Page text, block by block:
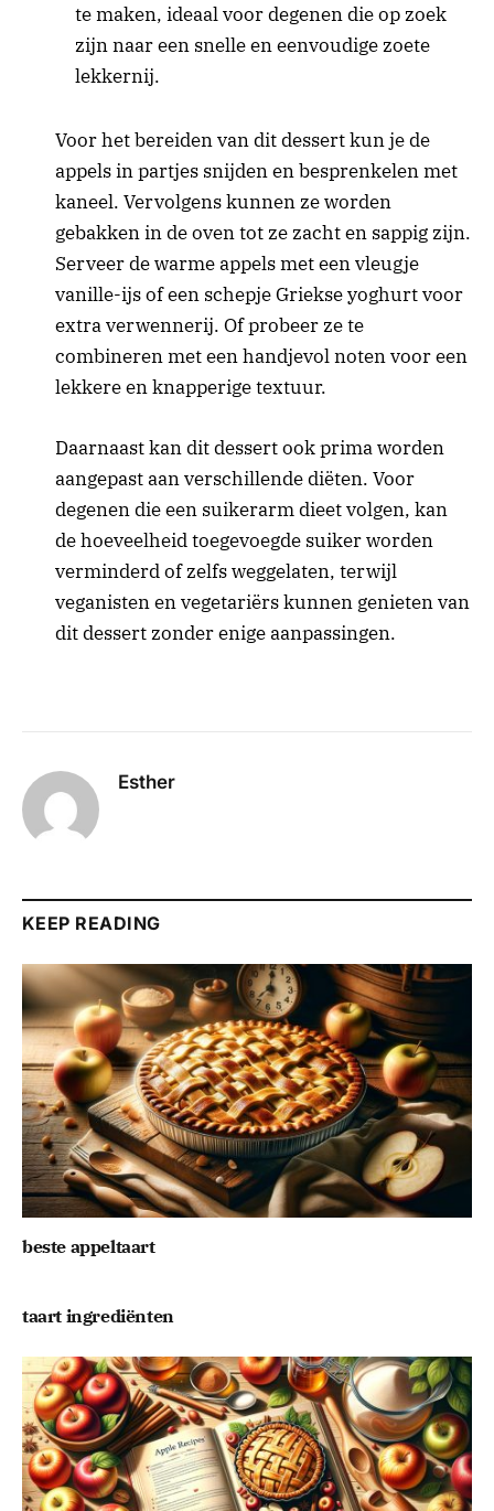
te maken, ideaal voor degenen die op zoek
zijn naar een snelle en eenvoudige zoete
lekkernij.
Voor het bereiden van dit dessert kun je de
appels in partjes snijden en besprenkelen met
kaneel. Vervolgens kunnen ze worden
gebakken in de oven tot ze zacht en sappig zijn.
Serveer de warme appels met een vleugje
vanille-ijs of een schepje Griekse yoghurt voor
extra verwennerij. Of probeer ze te
combineren met een handjevol noten voor een
lekkere en knapperige textuur.
Daarnaast kan dit dessert ook prima worden
aangepast aan verschillende diëten. Voor
degenen die een suikerarm dieet volgen, kan
de hoeveelheid toegevoegde suiker worden
verminderd of zelfs weggelaten, terwijl
veganisten en vegetariërs kunnen genieten van
dit dessert zonder enige aanpassingen.
Esther
KEEP READING
beste appeltaart
taart ingrediënten